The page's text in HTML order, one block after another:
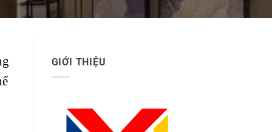
GIỚI THIỆU